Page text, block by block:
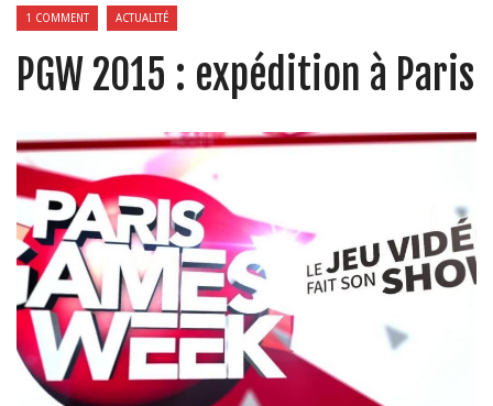
1 COMMENT ACTUALITÉ
PGW 2015 : expédition à Paris